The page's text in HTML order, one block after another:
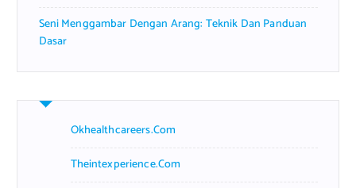
Seni Menggambar Dengan Arang: Teknik Dan Panduan
Dasar
Okhealthcareers.com
Theintexperience.com